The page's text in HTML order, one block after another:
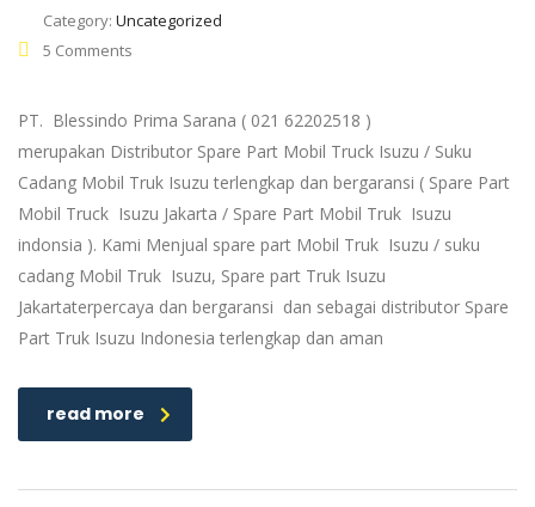
Category: Uncategorized
5 Comments
PT. Blessindo Prima Sarana ( 021 62202518 )
merupakan Distributor Spare Part Mobil Truck Isuzu / Suku
Cadang Mobil Truk Isuzu terlengkap dan bergaransi ( Spare Part
Mobil Truck Isuzu Jakarta / Spare Part Mobil Truk Isuzu
indonsia ). Kami Menjual spare part Mobil Truk Isuzu / suku
cadang Mobil Truk Isuzu, Spare part Truk Isuzu
Jakartaterpercaya dan bergaransi dan sebagai distributor Spare
Part Truk Isuzu Indonesia terlengkap dan aman
read more